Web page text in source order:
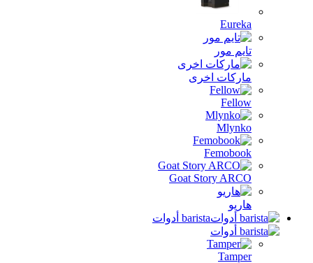
Eureka
تايم مور
ماركات اخرى
Fellow
Mlynko
Femobook
Goat Story ARCO
هاريو
barista أدوات
Tamper